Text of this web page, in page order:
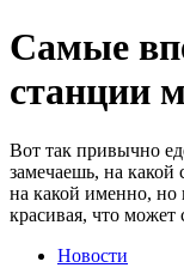
Самые
станции
Вот так привычно
замечаешь, на
на какой именно, но
красивая, что может
Новости